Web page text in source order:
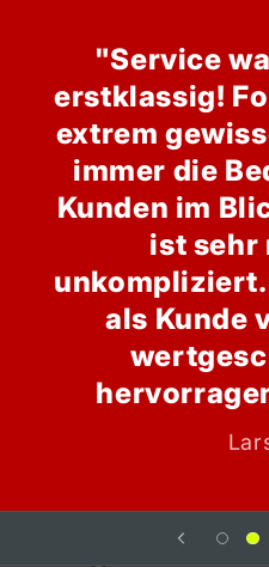
"Service
erstklassig!
extrem
immer die
Kunden im
ist sehr
als Kunde